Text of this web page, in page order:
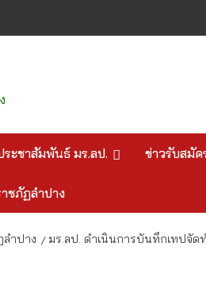
ระชาสัมพันธ์ มร.ลป. ข่าวรับสมัค
ชภัฏลำปาง
ำปาง มร.ลป. ดำเนินการบันทึกเทปจั